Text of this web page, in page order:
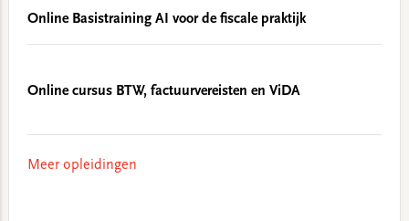
Online Basistraining AI voor de fiscale praktijk
Online cursus BTW, factuurvereisten en ViDA
Meer opleidingen